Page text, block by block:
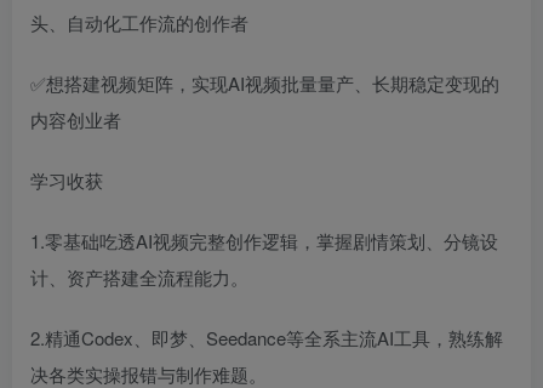
头、自动化工作流的创作者
✅想搭建视频矩阵，实现AI视频批量量产、长期稳定变现的
内容创业者
学习收获
1.零基础吃透AI视频完整创作逻辑，掌握剧情策划、分镜设
计、资产搭建全流程能力。
2.精通Codex、即梦、Seedance等全系主流AI工具，熟练解
决各类实操报错与制作难题。